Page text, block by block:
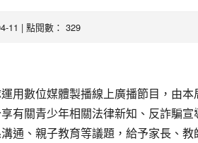
11 | 點閱數： 329
用數位媒體製播線上廣播節目，由
有關青少年相關法律新知、反詐騙
通、親子教育等議題，給予家長、